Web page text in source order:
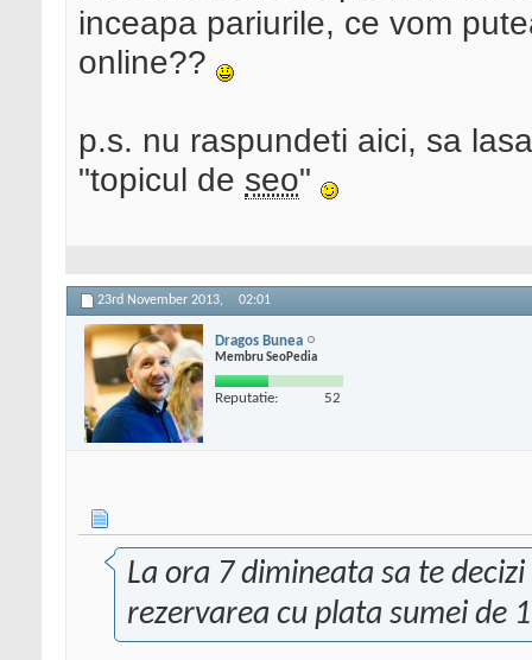
inceapa pariurile, ce vom
online??
p.s. nu raspundeti aici, sa
"topicul de seo"
23rd November 2013, 02:01
Dragos Bunea
Membru SeoPedia
Reputatie: 52
La ora 7 dimineata sa te
rezervarea cu plata sumei de